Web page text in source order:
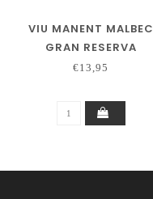
VIU MANENT MALBEC
GRAN RESERVA
€13,95